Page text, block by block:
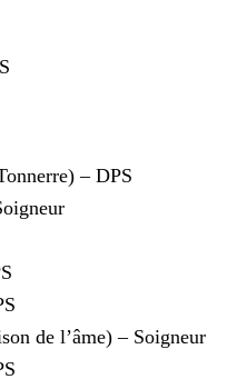
– DPS
de l’âme) – Soigneur